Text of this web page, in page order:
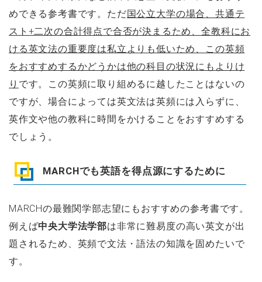
めできる参考書です。ただ国公立大学の場合、共通テ
スト+二次の合計得点で合否が決まるため、全教科にお
ける英文法の重要度は私立よりも低いため、この英頻
をおすすめするかどうかは他の科目の状況にもよりけ
り です。この英頻に取り組めるに越したことはないの
ですが、場合によっては英文法は英頻には入らずに、
英作文や他の教科に時間をかけることをおすすめする
でしょう。
MARCHでも英語を得点源にするために
MARCHの最難関学部志望にもおすすめの参考書です。
例えば中央大学法学部は非常に難易度の高い英文が出
題されるため、英頻で文法・語法の知識を固めたいで
す。